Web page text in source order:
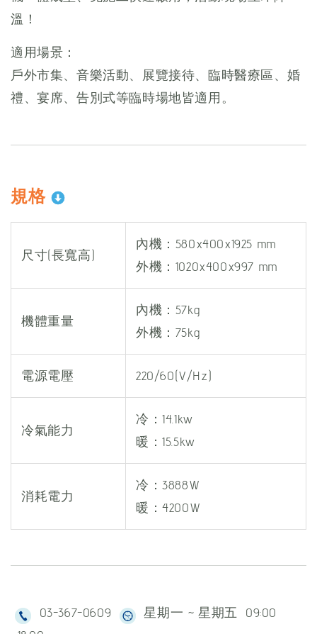
溫！
適用場景：
戶外市集、音樂活動、展覽接待、臨時醫療區、婚
禮、宴席、告別式等臨時場地皆適用。
規格
尺寸(長寬高)
內機：580x400x1925 mm
外機：1020x400x997 mm
機體重量
內機：57kg
外機：75kg
電源電壓 220/60(V/Hz)
冷氣能力
冷：14.1kw
暖：15.5kw
消耗電力
冷：3888W
暖：4200W
03-367-0609
星期一 ~ 星期五 09:00